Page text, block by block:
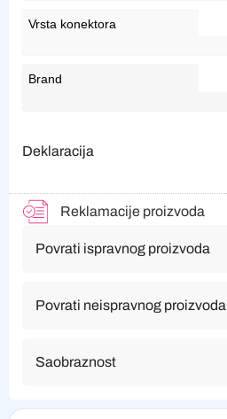
Vrsta konektora
Brand
Deklaracija
Reklamacije proizvoda
Povrati ispravnog proizvoda
Povrati neispravnog proizvoda
Saobraznost